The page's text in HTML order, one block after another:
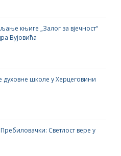
књиге „Залог за вјечност“
Вујовића
школе у Херцеговини
Светлост вере у